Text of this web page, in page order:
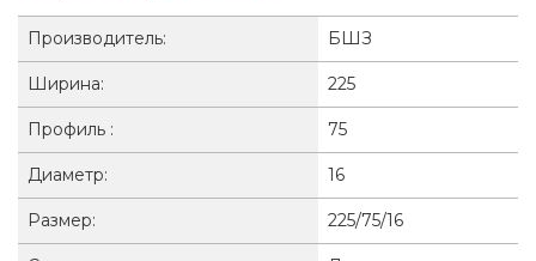
Производитель: БШЗ
Ширина: 225
Профиль : 75
Диаметр: 16
Размер: 225/75/16